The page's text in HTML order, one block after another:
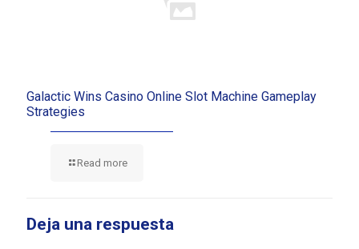
Galactic Wins Casino Online Slot Machine Gameplay
Strategies
Read more
Deja una respuesta